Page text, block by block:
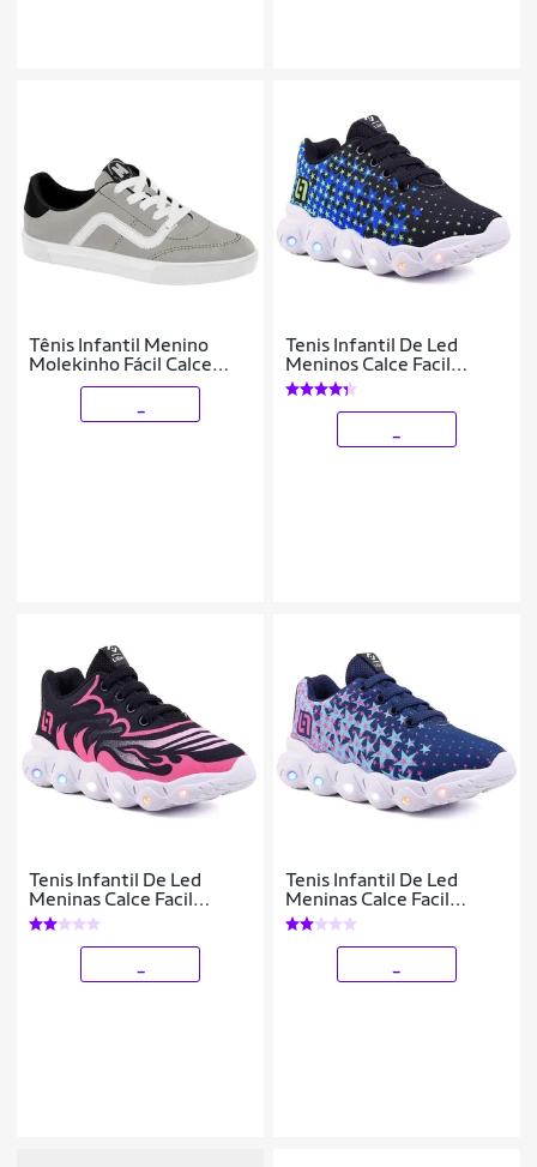
Tênis Infantil Menino
Molekinho Fácil Calce
Original
Tenis Infantil De Led
Meninos Calce Facil
Desenhos Luzinha LIGHT
Tenis Infantil De Led
Meninas Calce Facil
Desenhos Luzinha LIGHT
Tenis Infantil De Led
Meninas Calce Facil
Desenhos Luzinha LIGHT